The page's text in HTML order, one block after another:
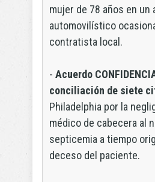
mujer de 78 años en un
automovilístico
contratista local.
- Acuerdo
conciliación de siete
Philadelphia por la
médico de cabecera al
septicemia a tiempo
deceso del paciente.